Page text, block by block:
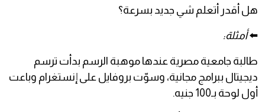
هل أقدر أتعلم شي جديد بسرعة؟
⬅️أمثلة:
طالبة جامعية مصرية عندها موهبة الرسم بدأت ترسم
ديجيتال ببرامج مجانية، وسوّت بروفايل على إنستغرام وباعت
أول لوحة بـ100 جنيه.